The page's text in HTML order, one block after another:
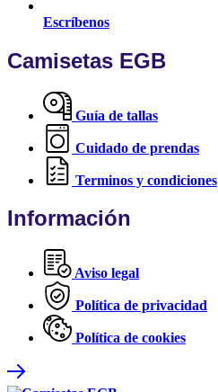
Escríbenos
Camisetas EGB
Guía de tallas
Cuidado de prendas
Terminos y condiciones
Información
Aviso legal
Política de privacidad
Política de cookies